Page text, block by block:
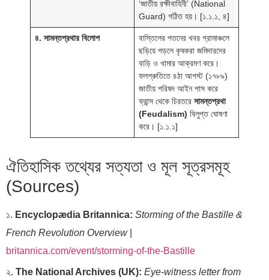
‘জাতীয় রক্ষীবাহিনী’ (National
Guard) গঠিত হয়। [১.১.১, ৪]
৪. সামন্তপ্রথার বিলোপ
বাস্তিলের পতনের খবর গ্রামাঞ্চলে
ছড়িয়ে পড়লে কৃষকরা জমিদারদের
বাড়ি ও খামার আক্রমণ করে।
ফলশ্রুতিতে ৪ঠা আগস্ট (১৭৮৯)
জাতীয় পরিষদ আইন পাস করে
ফ্রান্স থেকে চিরতরেসামন্তপ্রথা
(Feudalism) বিলুপ্ত ঘোষণা
করে। [১.১.১]
ঐতিহাসিক তথ্যের সত্যতা ও মূল সূত্রসমূহ
(Sources)
১. Encyclopædia Britannica: Storming of the Bastille &
French Revolution Overview|
britannica.com/event/storming-of-the-Bastille
২. The National Archives (UK): Eye-witness letter from